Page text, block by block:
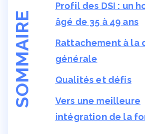
SOMMAIRE
Profil des DSI : un
âgé de 35 à 49 ans
Rattachement à la
générale
Qualités et défis
Vers une meilleure
intégration de la